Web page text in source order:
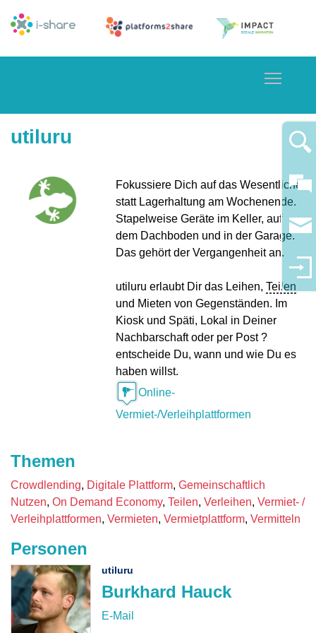
utiluru
Fokussiere Dich auf das Wesentliche
statt Lagerhaltung am Wochenende.
Stapelweise Geräte im Keller, auf
dem Dachboden und in der Garage.
Das gehört der Vergangenheit an.
utiluru erlaubt Dir das Leihen,Teilen
und Mieten von Gegenständen. Im
Kiosk und Späti, Lokal in Deiner
Nachbarschaft oder per Post ?
entscheide Du, wann und wie Du es
haben willst.
Online-
Vermiet-/Verleihplattformen
Themen
Crowdlending Digitale Plattform Gemeinschaftlich
Nutzen On Demand Economy Teilen Verleihen Vermiet- /
Verleihplattformen Vermieten Vermietplattform Vermitteln
Personen
Burkhard Hauck
utiluru